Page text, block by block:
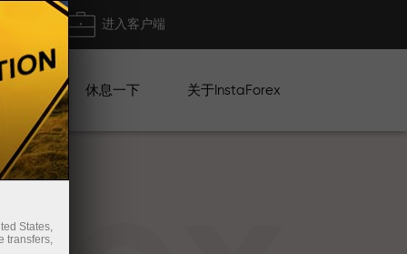
进入客户端
休息一下 关于InstaForex
States,
transfers,